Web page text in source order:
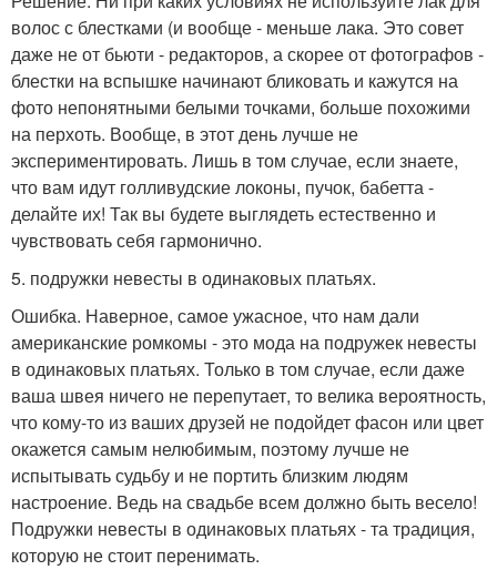
волос с блестками (и вообще - меньше лака. Это совет
даже не от бьюти - редакторов, а скорее от фотографов -
блестки на вспышке начинают бликовать и кажутся на
фото непонятными белыми точками, больше похожими
на перхоть. Вообще, в этот день лучше не
экспериментировать. Лишь в том случае, если знаете,
что вам идут голливудские локоны, пучок, бабетта -
делайте их! Так вы будете выглядеть естественно и
чувствовать себя гармонично.
5. подружки невесты в одинаковых платьях.
Ошибка. Наверное, самое ужасное, что нам дали
американские ромкомы - это мода на подружек невесты
в одинаковых платьях. Только в том случае, если даже
ваша швея ничего не перепутает, то велика вероятность,
что кому-то из ваших друзей не подойдет фасон или цвет
окажется самым нелюбимым, поэтому лучше не
испытывать судьбу и не портить близким людям
настроение. Ведь на свадьбе всем должно быть весело!
Подружки невесты в одинаковых платьях - та традиция,
которую не стоит перенимать.